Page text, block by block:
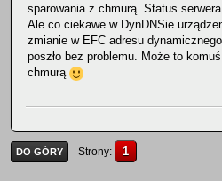
sparowania z chmurą. Status serwera
Ale co ciekawe w DynDNSie
zmianie w EFC adresu
poszło bez problemu. Może to
chmurą
DO GÓRY Strony 1